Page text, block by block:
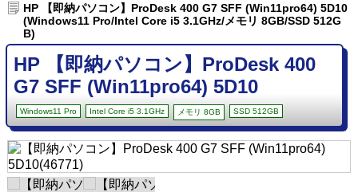
HP 【即納パソコン】ProDesk 400 G7 SFF (Win11pro64) 5D10
(Windows11 Pro/Intel Core i5 3.1GHz/メモリ 8GB/SSD 512G
B)
HP 【即納パソコン】ProDesk 400
G7 SFF (Win11pro64) 5D10
Windows11 Pro Intel Core i5 3.1GHz メモリ 8GB SSD 512GB